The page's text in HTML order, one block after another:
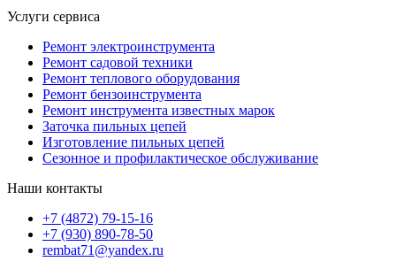
Услуги сервиса
Ремонт электроинструмента
Ремонт садовой техники
Ремонт теплового оборудования
Ремонт бензоинструмента
Ремонт инструмента известных марок
Заточка пильных цепей
Изготовление пильных цепей
Сезонное и профилактическое обслуживание
Наши контакты
+7 (4872) 79-15-16
+7 (930) 890-78-50
rembat71@yandex.ru